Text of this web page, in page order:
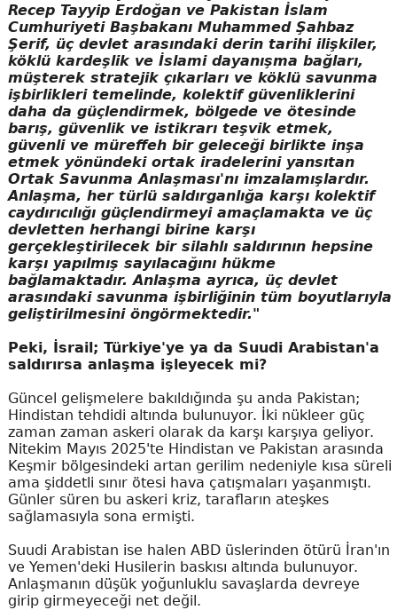
Recep Tayyip Erdoğan ve Pakistan İslam
Cumhuriyeti Başbakanı Muhammed Şahbaz
Şerif, üç devlet arasındaki derin tarihi ilişkiler,
köklü kardeşlik ve İslami dayanışma bağları,
müşterek stratejik çıkarları ve köklü savunma
işbirlikleri temelinde, kolektif güvenliklerini
daha da güçlendirmek, bölgede ve ötesinde
barış, güvenlik ve istikrarı teşvik etmek,
güvenli ve müreffeh bir geleceği birlikte inşa
etmek yönündeki ortak iradelerini yansıtan
Ortak Savunma Anlaşması'nı imzalamışlardır.
Anlaşma, her türlü saldırganlığa karşı kolektif
caydırıcılığı güçlendirmeyi amaçlamakta ve üç
devletten herhangi birine karşı
gerçekleştirilecek bir silahlı saldırının hepsine
karşı yapılmış sayılacağını hükme
bağlamaktadır. Anlaşma ayrıca, üç devlet
arasındaki savunma işbirliğinin tüm boyutlarıyla
geliştirilmesini öngörmektedir."
Peki, İsrail; Türkiye'ye ya da Suudi Arabistan'a
saldırırsa anlaşma işleyecek mi?
Güncel gelişmelere bakıldığında şu anda Pakistan;
Hindistan tehdidi altında bulunuyor. İki nükleer güç
zaman zaman askeri olarak da karşı karşıya geliyor.
Nitekim Mayıs 2025'te Hindistan ve Pakistan arasında
Keşmir bölgesindeki artan gerilim nedeniyle kısa süreli
ama şiddetli sınır ötesi hava çatışmaları yaşanmıştı.
Günler süren bu askeri kriz, tarafların ateşkes
sağlamasıyla sona ermişti.
Suudi Arabistan ise halen ABD üslerinden ötürü İran'ın
ve Yemen'deki Husilerin baskısı altında bulunuyor.
Anlaşmanın düşük yoğunluklu savaşlarda devreye
girip girmeyeceği net değil.